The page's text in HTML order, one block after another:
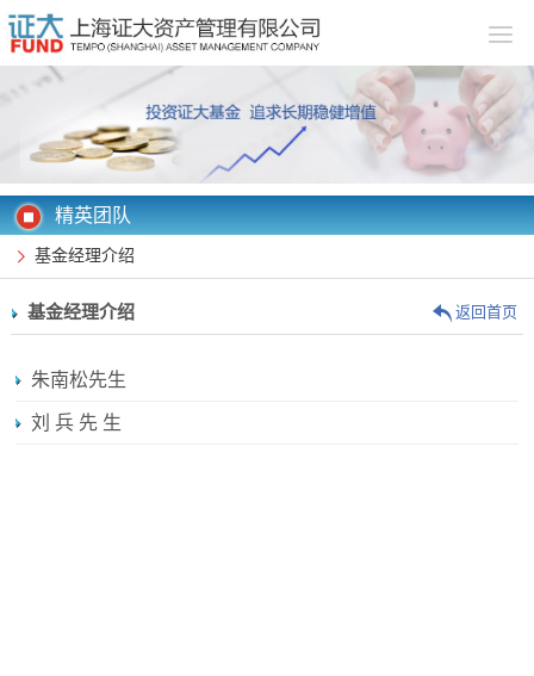
精英团队
基金经理介绍
基金经理介绍 返回首页
朱南松先生
刘 兵 先 生